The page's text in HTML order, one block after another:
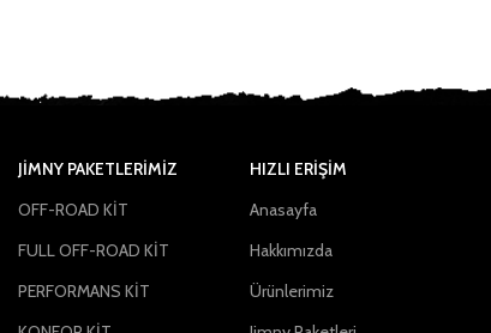
JIMNY PAKETLERIMIZ
OFF-ROAD KİT
FULL OFF-ROAD KİT
PERFORMANS KİT
HIZLI ERİŞİM
Anasayfa
Hakkımızda
Ürünlerimiz